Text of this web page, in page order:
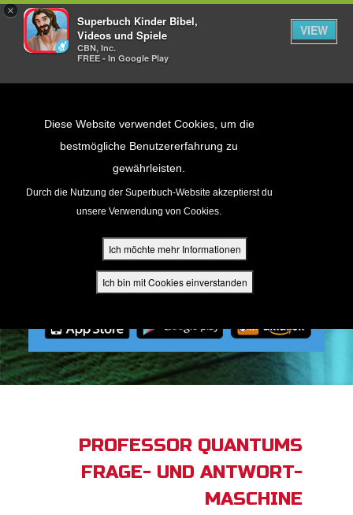
×
Superbuch Kinder Bibel,
Videos und Spiele
CBN, Inc.
FREE - In Google Play
VIEW
Diese Website verwendet Cookies, um die
bestmögliche Benutzererfahrung zu
gewährleisten.
Durch die Nutzung der Superbuch-Website akzeptierst du
unsere Verwendung von Cookies.
Ich möchte mehr Informationen
Ich bin mit Cookies einverstanden
PROFESSOR QUANTUMS
FRAGE- UND ANTWORT-
MASCHINE